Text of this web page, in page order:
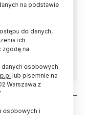
w
Polski.
fragmentów
na podstawie
do danych,
ich
zgodę na
osobowych
lub pisemnie na
Warszawa z
osobowych i